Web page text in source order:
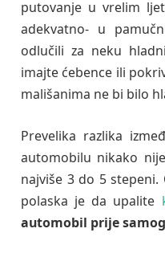
putovanje u vrelim
adekvatno- u
odlučili za neku
imajte ćebence ili
mališanima ne bi bilo
Prevelika razlika
automobilu nikako
najviše 3 do 5
polaska je da upalite
automobil prije